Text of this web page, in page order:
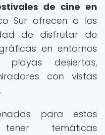
de cine en
Sur ofrecen a los
de disfrutar de
en entornos
playas desiertas,
con vistas
para estos
temáticas